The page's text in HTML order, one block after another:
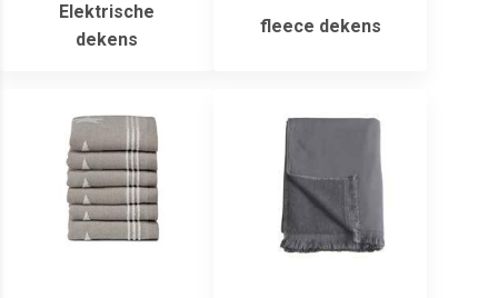
Elektrische
dekens
fleece dekens